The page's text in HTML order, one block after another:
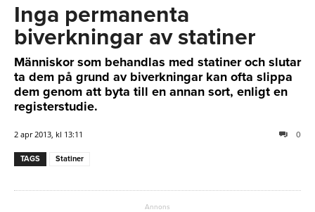
Inga permanenta
biverkningar av statiner
Människor som behandlas med statiner och slutar
ta dem på grund av biverkningar kan ofta slippa
dem genom att byta till en annan sort, enligt en
registerstudie.
2 apr 2013, kl 13:11 0
TAGS Statiner
Annons